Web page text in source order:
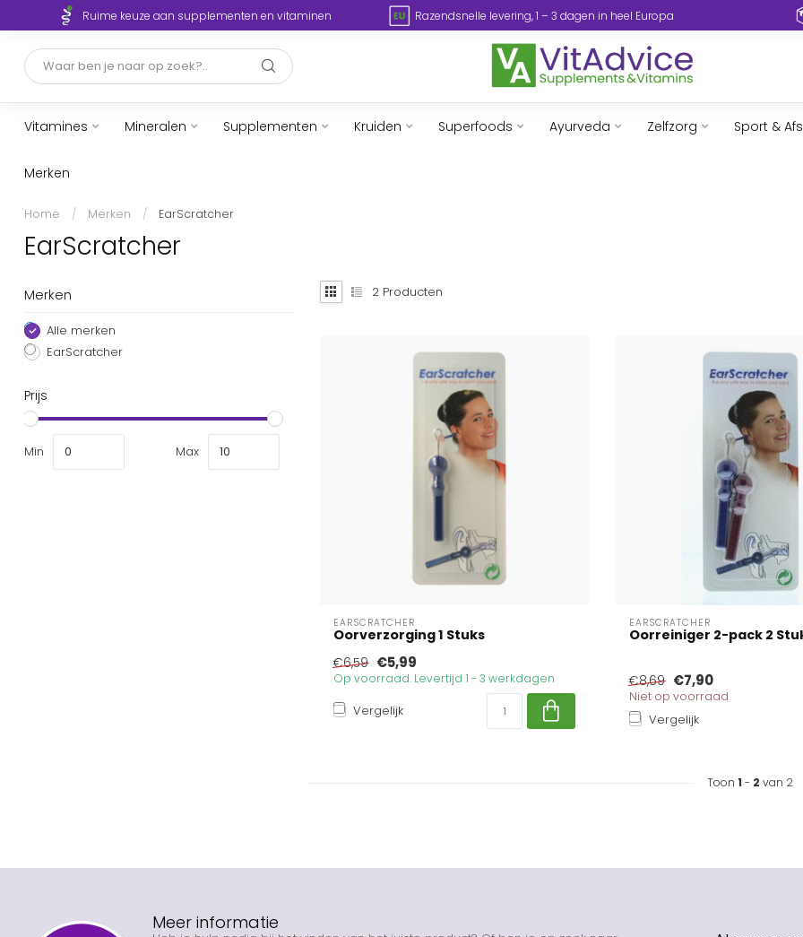
Ruime keuze aan supplementen en vitaminen Razendsnelle levering, 1 – 3 dagen in heel Europa
Vitamines Mineralen Supplementen Kruiden Superfoods Ayurveda Zelfzorg Sport &
Merken
Home / Merken / EarScratcher
EarScratcher
Merken
Alle merken
EarScratcher
Prijs
Min Max
2 Producten
EARSCRATCHER
Oorverzorging 1 Stuks
€6,59 €5,99
Op voorraad. Levertijd 1 - 3 werkdagen
Vergelijk
EARSCRATCHER
Oorreiniger 2-pack 2
€8,69 €7,90
Niet op voorraad
Vergelijk
Toon 1 - 2 van 2
Meer informatie